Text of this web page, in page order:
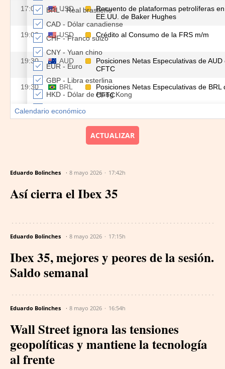
ACTUALIZAR
Eduardo Bolinches 8 mayo 2026 17:42h
Así cierra el Ibex 35
Eduardo Bolinches 8 mayo 2026 17:15h
Ibex 35, mejores y peores de la sesión.
Saldo semanal
Eduardo Bolinches 8 mayo 2026 16:54h
Wall Street ignora las tensiones
geopolíticas y mantiene la tecnología
al frente